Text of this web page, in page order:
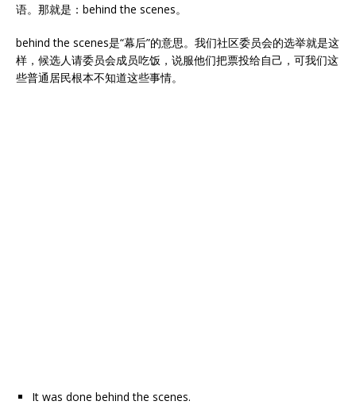
语。那就是：behind the scenes。
behind the scenes是“幕后”的意思。我们社区委员会的选举就是这
样，候选人请委员会成员吃饭，说服他们把票投给自己，可我们这
些普通居民根本不知道这些事情。
It was done behind the scenes.